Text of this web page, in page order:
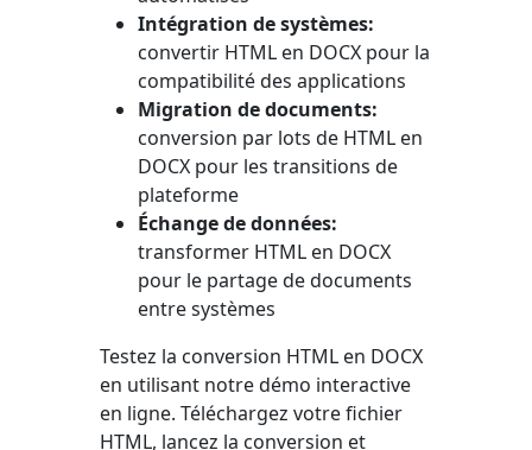
Intégration de systèmes:
convertir HTML en DOCX pour la
compatibilité des applications
Migration de documents:
conversion par lots de HTML en
DOCX pour les transitions de
plateforme
Échange de données:
transformer HTML en DOCX
pour le partage de documents
entre systèmes
Testez la conversion HTML en DOCX
en utilisant notre démo interactive
en ligne. Téléchargez votre fichier
HTML, lancez la conversion et